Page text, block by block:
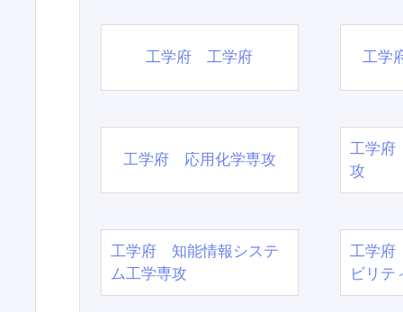
工学府 工学府 工学
工学府 応用化学専攻
工学府
攻
工学府 知能情報システ
ム工学専攻
工学府
ビリテ